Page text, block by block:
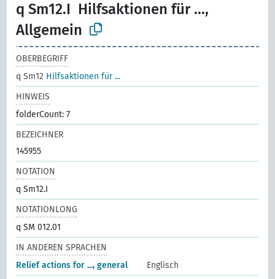
q Sm12.I Hilfsaktionen für ...,
Allgemein
OBERBEGRIFF
q Sm12 Hilfsaktionen für ...
HINWEIS
folderCount: 7
BEZEICHNER
145955
NOTATION
q Sm12.I
NOTATIONLONG
q SM 012.01
IN ANDEREN SPRACHEN
Relief actions for ..., general
Englisch